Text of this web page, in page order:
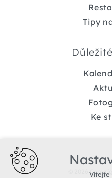
Tipy
Ke
© 2026Vítejte